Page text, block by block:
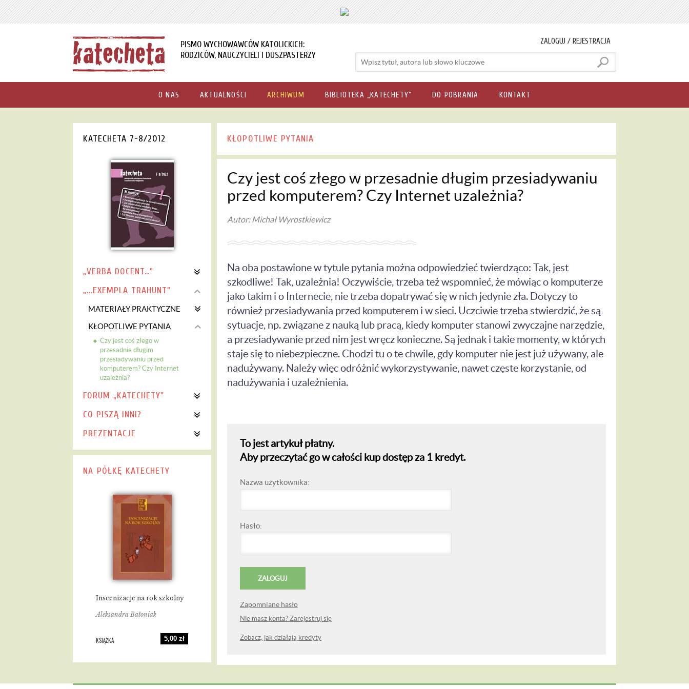
PISMO WYCHOWAWCÓW KATOLICKICH:
RODZICÓW, NAUCZYCIELI I DUSZPASTERZY
ZALOGUJ / REJESTRACJA
O NAS AKTUALNOŚCI ARCHIWUM BIBLIOTEKA „KATECHETY” DO POBRANIA KONTAKT
KATECHETA 7-8/2012
„VERBA DOCENT…”
„...EXEMPLA TRAHUNT”
MATERIAŁY PRAKTYCZNE
KŁOPOTLIWE PYTANIA
Czy jest coś złego w
przesadnie długim
przesiadywaniu przed
komputerem? Czy Internet
uzależnia?
FORUM „KATECHETY"
CO PISZĄ INNI?
PREZENTACJE
NA PÓŁKĘ KATECHETY
Inscenizacje na rok szkolny
Aleksandra Bałoniak
KSIĄŻKA 5,00 zł
KŁOPOTLIWE PYTANIA
Czy jest coś złego w przesadnie długim przesiadywaniu
przed komputerem? Czy Internet uzależnia?
Autor: Michał Wyrostkiewicz
Na oba postawione w tytule pytania można odpowiedzieć twierdząco: Tak, jest
szkodliwe! Tak, uzależnia! Oczywiście, trzeba też wspomnieć, że mówiąc o komputerze
jako takim i o Internecie, nie trzeba dopatrywać się w nich jedynie zła. Dotyczy to
również przesiadywania przed komputerem i w sieci. Uczciwie trzeba stwierdzić, że są
sytuacje, np. związane z nauką lub pracą, kiedy komputer stanowi zwyczajne narzędzie,
a przesiadywanie przed nim jest wręcz konieczne. Są jednak i takie momenty, w których
staje się to niebezpieczne. Chodzi tu o te chwile, gdy komputer nie jest już używany, ale
nadużywany. Należy więc odróżnić wykorzystywanie, nawet częste korzystanie, od
nadużywania i uzależnienia.
To jest artykuł płatny.
Aby przeczytać go w całości kup dostęp za 1 kredyt.
Nazwa użytkownika:
Hasło:
Zapomniane hasło
Nie masz konta? Zarejestruj się
Zobacz, jak działają kredyty